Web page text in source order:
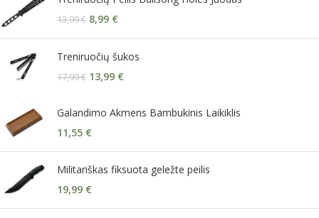
13,99€ 8,99 €
Treniruočių šukos
17,99€ 13,99 €
Galandimo Akmens Bambukinis Laikiklis
11,55 €
Militariškas fiksuota geležte peilis
19,99 €